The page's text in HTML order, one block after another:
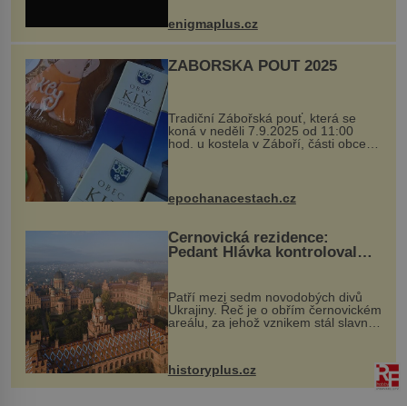
...
enigmaplus.cz
ZÁBOŘSKÁ POUŤ 2025
Tradiční Zábořská pouť, která se
koná v neděli 7.9.2025 od 11:00
hod. u kostela v Záboří, části obce
Kly u Mělníka. V programu naleznete
komentovanou prohlídku kostela,
epochanacestach.cz
Černovická rezidence:
Pedant Hlávka kontroloval
Patří mezi sedm novodobých divů
Ukrajiny. Řeč je o obřím černovickém
areálu, za jehož vznikem stál slavný
český architekt Josef Hlávka. Ten si
na něm dal mimořádně záležet. Jeho
historyplus.cz